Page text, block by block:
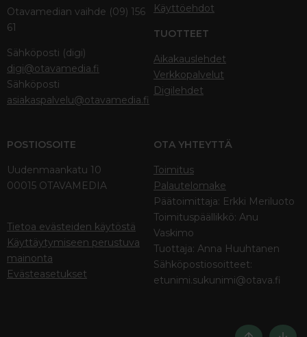
Otavamedian vaihde (09) 156
61
Sähköposti (digi)
digi@otavamedia.fi
Sähköposti
asiakaspalvelu@otavamedia.fi
Käyttöehdot
TUOTTEET
Aikakauslehdet
Verkkopalvelut
Digilehdet
POSTIOSOITE
Uudenmaankatu 10
00015 OTAVAMEDIA
Tietoa evästeiden käytöstä
Käyttäytymiseen perustuva
mainonta
Evästeasetukset
OTA YHTEYTTÄ
Toimitus
Palautelomake
Päätoimittaja: Erkki Meriluoto
Toimituspäällikkö: Anu
Vaskimo
Tuottaja: Anna Huuhtanen
Sähköpostiosoitteet:
etunimi.sukunimi@otava.fi